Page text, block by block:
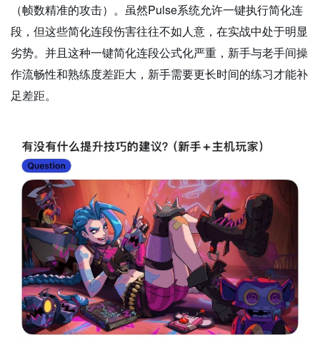
（帧数精准的攻击）。虽然Pulse系统允许一键执行简化连
段，但这些简化连段伤害往往不如人意，在实战中处于明显
劣势。并且这种一键简化连段公式化严重，新手与老手间操
作流畅性和熟练度差距大，新手需要更长时间的练习才能补
足差距。